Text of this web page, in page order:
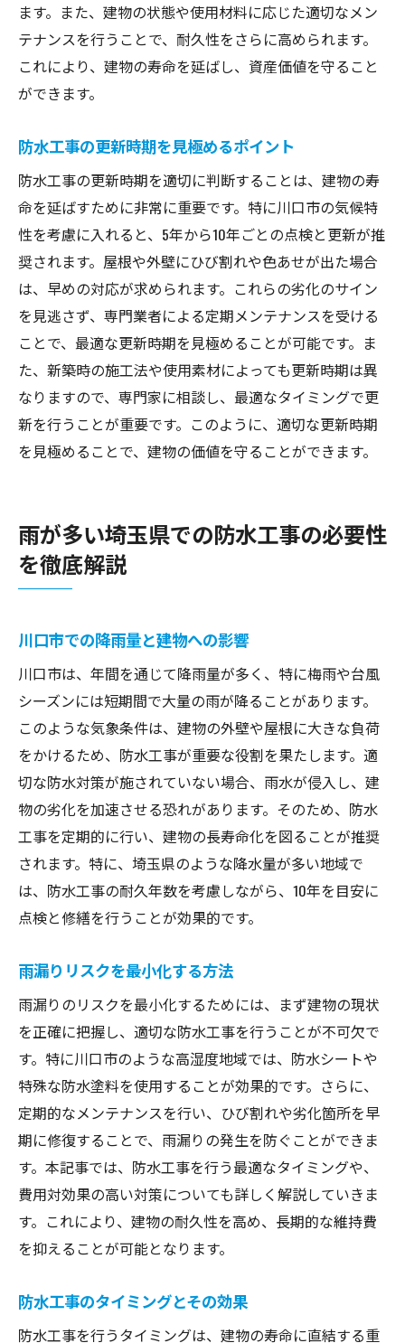
ます。また、建物の状態や使用材料に応じた適切なメン
テナンスを行うことで、耐久性をさらに高められます。
これにより、建物の寿命を延ばし、資産価値を守ること
ができます。
防水工事の更新時期を見極めるポイント
防水工事の更新時期を適切に判断することは、建物の寿
命を延ばすために非常に重要です。特に川口市の気候特
性を考慮に入れると、5年から10年ごとの点検と更新が推
奨されます。屋根や外壁にひび割れや色あせが出た場合
は、早めの対応が求められます。これらの劣化のサイン
を見逃さず、専門業者による定期メンテナンスを受ける
ことで、最適な更新時期を見極めることが可能です。ま
た、新築時の施工法や使用素材によっても更新時期は異
なりますので、専門家に相談し、最適なタイミングで更
新を行うことが重要です。このように、適切な更新時期
を見極めることで、建物の価値を守ることができます。
雨が多い埼玉県での防水工事の必要性
を徹底解説
川口市での降雨量と建物への影響
川口市は、年間を通じて降雨量が多く、特に梅雨や台風
シーズンには短期間で大量の雨が降ることがあります。
このような気象条件は、建物の外壁や屋根に大きな負荷
をかけるため、防水工事が重要な役割を果たします。適
切な防水対策が施されていない場合、雨水が侵入し、建
物の劣化を加速させる恐れがあります。そのため、防水
工事を定期的に行い、建物の長寿命化を図ることが推奨
されます。特に、埼玉県のような降水量が多い地域で
は、防水工事の耐久年数を考慮しながら、10年を目安に
点検と修繕を行うことが効果的です。
雨漏りリスクを最小化する方法
雨漏りのリスクを最小化するためには、まず建物の現状
を正確に把握し、適切な防水工事を行うことが不可欠で
す。特に川口市のような高湿度地域では、防水シートや
特殊な防水塗料を使用することが効果的です。さらに、
定期的なメンテナンスを行い、ひび割れや劣化箇所を早
期に修復することで、雨漏りの発生を防ぐことができま
す。本記事では、防水工事を行う最適なタイミングや、
費用対効果の高い対策についても詳しく解説していきま
す。これにより、建物の耐久性を高め、長期的な維持費
を抑えることが可能となります。
防水工事のタイミングとその効果
防水工事を行うタイミングは、建物の寿命に直結する重